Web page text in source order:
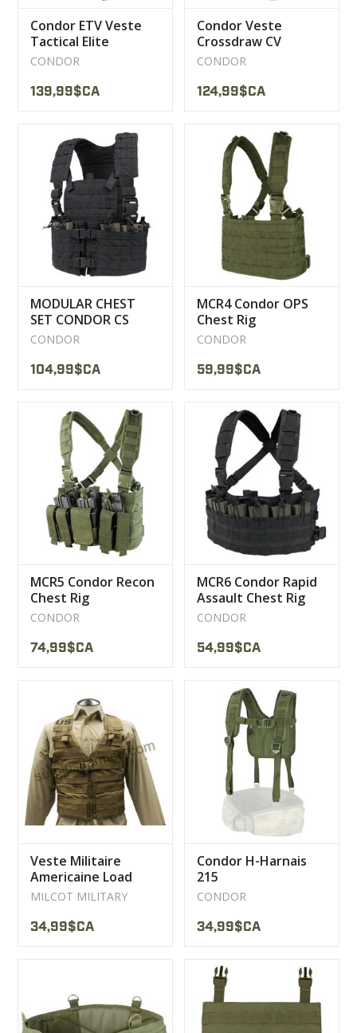
Condor ETV Veste
Tactical Elite
CONDOR
139,99$CA
Condor Veste
Crossdraw CV
CONDOR
124,99$CA
MODULAR CHEST
SET CONDOR CS
CONDOR
104,99$CA
MCR4 Condor OPS
Chest Rig
CONDOR
59,99$CA
MCR5 Condor Recon
Chest Rig
CONDOR
74,99$CA
MCR6 Condor Rapid
Assault Chest Rig
CONDOR
54,99$CA
Veste Militaire
Americaine Load
Bearing Usager
MILCOT MILITARY
34,99$CA
Condor H-Harnais
215
CONDOR
34,99$CA